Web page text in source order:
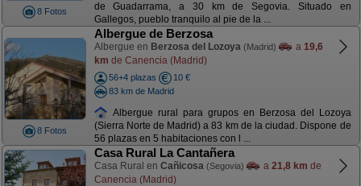
8 Fotos
de Guadarrama, a 30 km de Segovia. Situado en
Gallegos, pueblo tranquilo al pie de la ...
8 Fotos
Albergue de Berzosa
Albergue en Berzosa del Lozoya (Madrid) a 19,6
km de Canencia (Madrid)
56+4 plazas
10 €
83 km de Madrid
Albergue rural para grupos en Berzosa del Lozoya
(Sierra Norte de Madrid) a 83 km de la ciudad. Dispone de
56 plazas en 5 habitaciones con l ...
Casa Rural La Cantañera
Casa Rural en Cañicosa (Segovia) a 21,8 km de
Canencia (Madrid)